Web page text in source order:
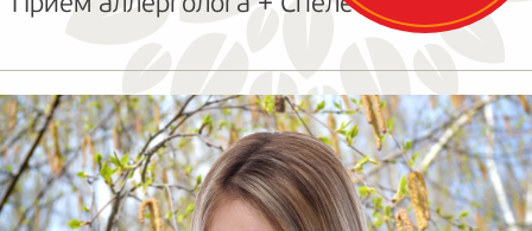
Приём аллерголога + Спелеотерапия